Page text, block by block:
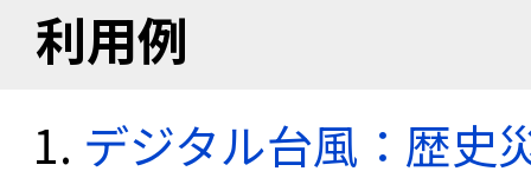
利用例
デジタル台風：歴史